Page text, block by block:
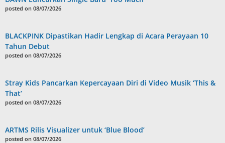
posted on 08/07/2026
BLACKPINK Dipastikan Hadir Lengkap di Acara Perayaan 10
Tahun Debut
posted on 08/07/2026
Stray Kids Pancarkan Kepercayaan Diri di Video Musik ‘This &
That’
posted on 08/07/2026
ARTMS Rilis Visualizer untuk ‘Blue Blood’
posted on 08/07/2026